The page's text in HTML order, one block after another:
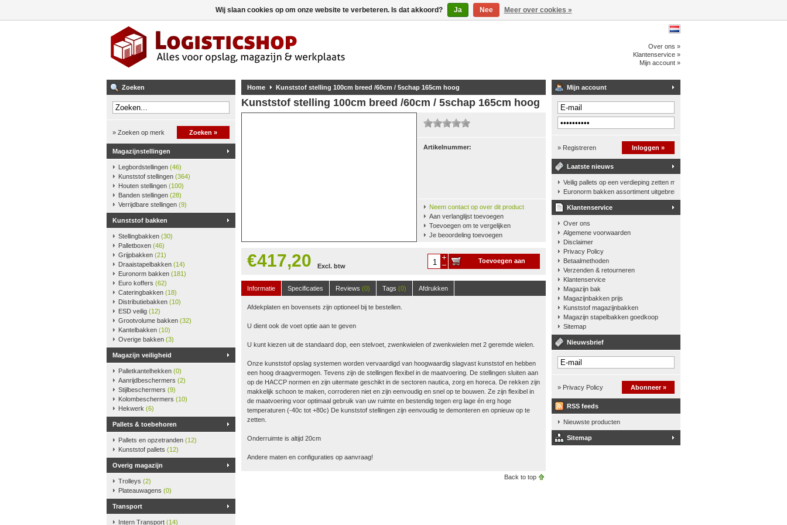
Over ons »
Klantenservice »
Mijn account »
Zoeken
» Zoeken op merk Zoeken »
Magazijnstellingen
Legbordstellingen (46)
Kunststof stellingen (364)
Houten stellingen (100)
Banden stellingen (28)
Verrijdbare stellingen (9)
Kunststof bakken
Stellingbakken (30)
Palletboxen (46)
Grijpbakken (21)
Draaistapelbakken (14)
Euronorm bakken (181)
Euro koffers (62)
Cateringbakken (18)
Distributiebakken (10)
ESD veilig (12)
Grootvolume bakken (32)
Kantelbakken (10)
Overige bakken (3)
Magazijn veiligheid
Palletkantelhekken (0)
Aanrijdbeschermers (2)
Stijlbeschermers (9)
Kolombeschermers (10)
Hekwerk (6)
Pallets & toebehoren
Pallets en opzetranden (12)
Kunststof pallets (12)
Overig magazijn
Trolleys (2)
Plateauwagens (0)
Transport
Intern Transport (14)
Home Kunststof stelling 100cm breed /60cm / 5schap 165cm hoog
Kunststof stelling 100cm breed /60cm / 5schap 165cm hoog
Artikelnummer:
Neem contact op over dit product
Aan verlanglijst toevoegen
Toevoegen om te vergelijken
Je beoordeling toevoegen
€417,20 Excl. btw
Toevoegen aan
Informatie
Specificaties Reviews (0) Tags (0) Afdrukken
Afdekplaten en bovensets zijn optioneel bij te bestellen.
U dient ook de voet optie aan te geven
U kunt kiezen uit de standaard dop, een stelvoet, zwenkwielen of zwenkwielen met 2 geremde wielen.
Onze kunststof opslag systemen worden vervaardigd van hoogwaardig slagvast kunststof en hebben
een hoog draagvermogen. Tevens zijn de stellingen flexibel in de maatvoering. De stellingen sluiten aan
op de HACCP normen en zijn uitermate geschikt in de sectoren nautica, zorg en horeca. De rekken zijn
makkelijk schoon te maken, corroderen niet en zijn eenvoudig en snel op te bouwen. Ze zijn flexibel in
de maatvoering voor optimaal gebruik van uw ruimte en bestendig tegen erg lage én erg hoge
temperaturen (-40c tot +80c) De kunststof stellingen zijn eenvoudig te demonteren en opnieuw op te
zetten.
Onderruimte is altijd 20cm
Andere maten en configuraties op aanvraag!
Back to top
Mijn account
» Registreren Inloggen »
Laatste nieuws
Veilig pallets op een verdieping zetten met een palletkantelhek
Euronorm bakken assortiment uitgebreid
Klantenservice
Over ons
Algemene voorwaarden
Disclaimer
Privacy Policy
Betaalmethoden
Verzenden & retourneren
Klantenservice
Magazijn bak
Magazijnbakken prijs
Kunststof magazijnbakken
Magazijn stapelbakken goedkoop
Sitemap
Nieuwsbrief
» Privacy Policy Abonneer »
RSS feeds
Nieuwste producten
Sitemap
Wij slaan cookies op om onze website te verbeteren. Is dat akkoord? Ja Nee Meer over cookies »